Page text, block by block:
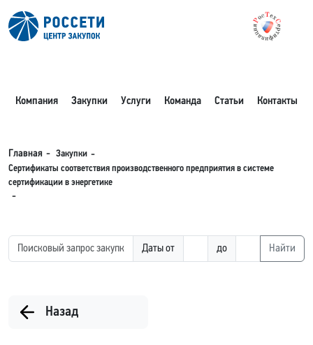
Компания Закупки Услуги Команда Статьи Контакты
Главная
Закупки
Сертификаты соответствия производственного предприятия в системе
сертификации в энергетике
Даты от до Найти
Назад